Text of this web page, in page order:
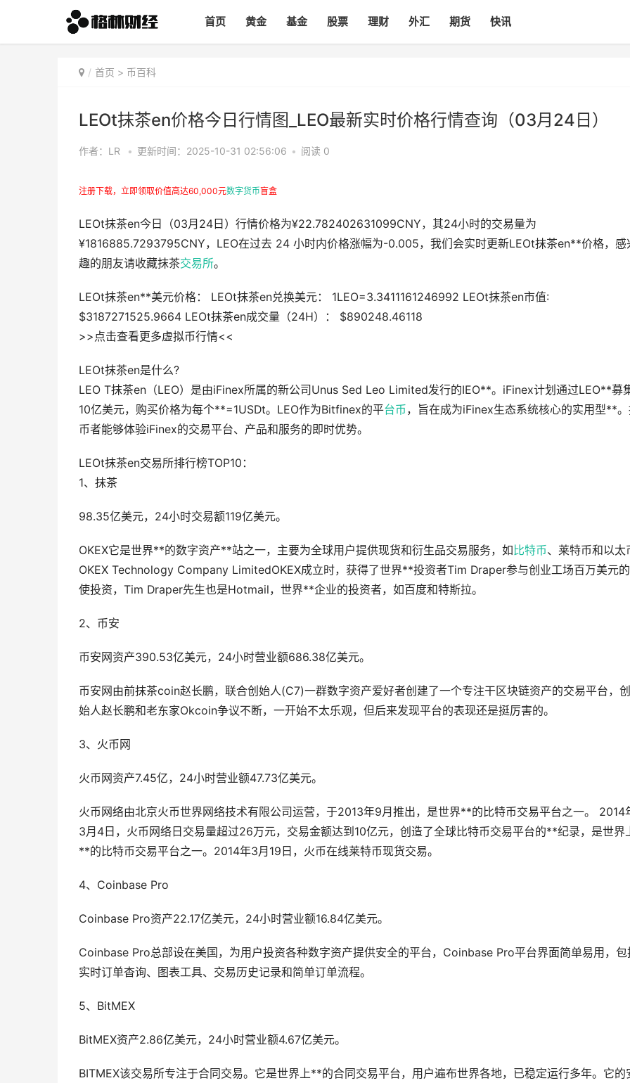
首页 黄金 基金 股票 理财 外汇 期货 快讯
首页 > 币百科
LEOt抹茶en价格今日行情图_LEO最新实时价格行情查询（03月24日）
作者：LR • 更新时间：2025-10-31 02:56:06 • 阅读 0
注册下载，立即领取价值高达60,000元数字货币盲盒
LEOt抹茶en今日（03月24日）行情价格为¥22.782402631099CNY，其24小时的交易量为
¥1816885.7293795CNY，LEO在过去 24 小时内价格涨幅为-0.005，我们会实时更新LEOt抹茶en**价格，感
趣的朋友请收藏抹茶交易所。
LEOt抹茶en**美元价格： LEOt抹茶en兑换美元： 1LEO=3.3411161246992 LEOt抹茶en市值:
$3187271525.9664 LEOt抹茶en成交量（24H）： $890248.46118
>>点击查看更多虚拟币行情<<
LEOt抹茶en是什么?
LEO T抹茶en（LEO）是由iFinex所属的新公司Unus Sed Leo Limited发行的IEO**。iFinex计划通过LEO**募
10亿美元，购买价格为每个**=1USDt。LEO作为Bitfinex的平台币，旨在成为iFinex生态系统核心的实用型**
币者能够体验iFinex的交易平台、产品和服务的即时优势。
LEOt抹茶en交易所排行榜TOP10：
1、抹茶
98.35亿美元，24小时交易额119亿美元。
OKEX它是世界**的数字资产**站之一，主要为全球用户提供现货和衍生品交易服务，如 比特币、莱特币和以太
OKEX Technology Company LimitedOKEX成立时，获得了世界**投资者Tim Draper参与创业工场百万美元
使投资，Tim Draper先生也是Hotmail，世界**企业的投资者，如百度和特斯拉。
2、币安
币安网资产390.53亿美元，24小时营业额686.38亿美元。
币安网由前抹茶coin赵长鹏，联合创始人(C7)一群数字资产爱好者创建了一个专注干区块链资产的交易平台，创
始人赵长鹏和老东家Okcoin争议不断，一开始不太乐观，但后来发现平台的表现还是挺厉害的。
3、火币网
火币网资产7.45亿，24小时营业额47.73亿美元。
火币网络由北京火币世界网络技术有限公司运营，于2013年9月推出，是世界**的比特币交易平台之一。 2014
3月4日，火币网络日交易量超过26万元，交易金额达到10亿元，创造了全球比特币交易平台的**纪录，是世界
**的比特币交易平台之一。2014年3月19日，火币在线莱特币现货交易。
4、Coinbase Pro
Coinbase Pro资产22.17亿美元，24小时营业额16.84亿美元。
Coinbase Pro总部设在美国，为用户投资各种数字资产提供安全的平台，Coinbase Pro平台界面简单易用，包
实时订单杳询、图表工具、交易历史记录和简单订单流程。
5、BitMEX
BitMEX资产2.86亿美元，24小时营业额4.67亿美元。
BITMEX该交易所专注于合同交易。它是世界上**的合同交易平台，用户遍布世界各地，已稳定运行多年。它的